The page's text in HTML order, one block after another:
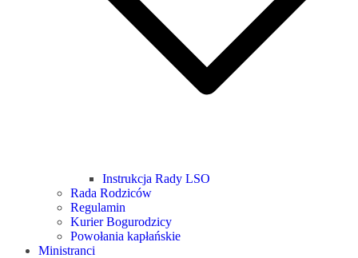
Instrukcja Rady LSO
Rada Rodziców
Regulamin
Kurier Bogurodzicy
Powołania kapłańskie
Ministranci